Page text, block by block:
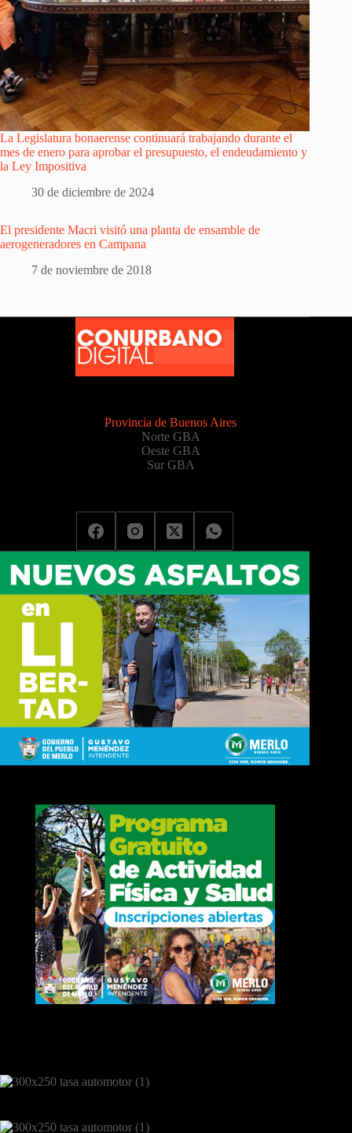
La Legislatura bonaerense continuará trabajando durante el
mes de enero para aprobar el presupuesto, el endeudamiento y
la Ley Impositiva
30 de diciembre de 2024
El presidente Macri visitó una planta de ensamble de
aerogeneradores en Campana
7 de noviembre de 2018
Provincia de Buenos Aires
Norte GBA
Oeste GBA
Sur GBA